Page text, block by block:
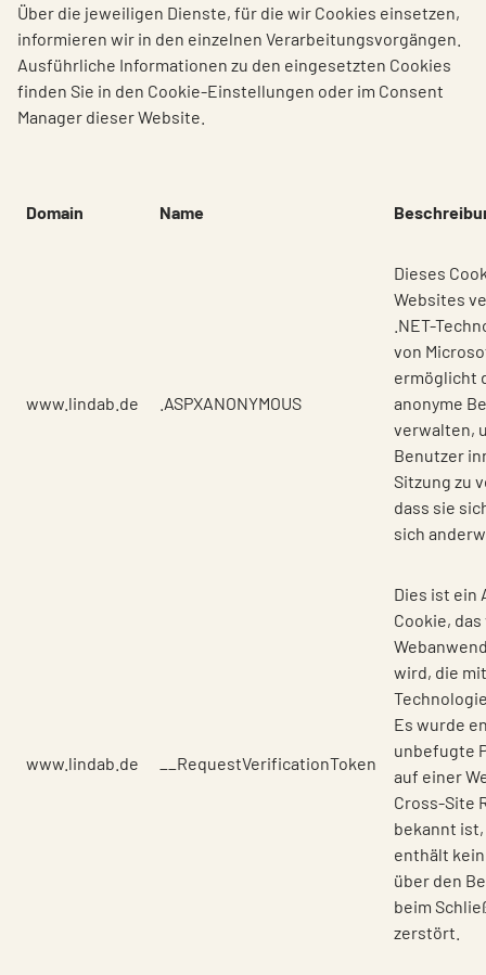
Über die jeweiligen Dienste, für die wir Cookies einsetzen,
informieren wir in den einzelnen Verarbeitungsvorgängen.
Ausführliche Informationen zu den eingesetzten Cookies
finden Sie in den Cookie-Einstellungen oder im Consent
Manager dieser Website.
Domain Name
www.lindab.de .ASPXANONYMOUS
Dieses
Websites
.NET-
von
ermöglicht
anonyme
verwalten,
Benutzer
Sitzung zu
dass sie
sich
www.lindab.de __RequestVerificationToken
Dies ist ein
Cookie, das
wird, die
Es wurde
unbefugte
auf einer
Cross-Site
bekannt
enthält
über den
beim
zerstört.